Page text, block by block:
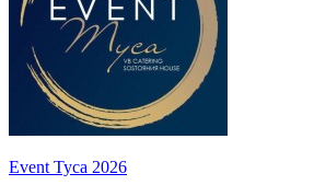
Event Туса 2026